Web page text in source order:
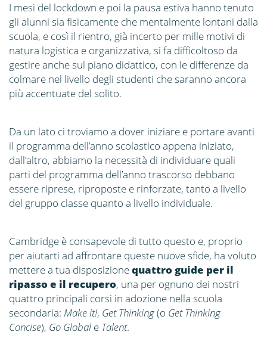
I mesi del lockdown e poi la pausa estiva hanno tenuto
gli alunni sia fisicamente che mentalmente lontani dalla
scuola, e così il rientro, già incerto per mille motivi di
natura logistica e organizzativa, si fa difficoltoso da
gestire anche sul piano didattico, con le differenze da
colmare nel livello degli studenti che saranno ancora
più accentuate del solito.
Da un lato ci troviamo a dover iniziare e portare avanti
il programma dell’anno scolastico appena iniziato,
dall’altro, abbiamo la necessità di individuare quali
parti del programma dell’anno trascorso debbano
essere riprese, riproposte e rinforzate, tanto a livello
del gruppo classe quanto a livello individuale.
Cambridge è consapevole di tutto questo e, proprio
per aiutarti ad affrontare queste nuove sfide, ha voluto
mettere a tua disposizionequattro guide per il
ripasso e il recupero, una per ognuno dei nostri
quattro principali corsi in adozione nella scuola
secondaria: Make it!, Get Thinking(o Get Thinking
Concise), Go Global e Talent.